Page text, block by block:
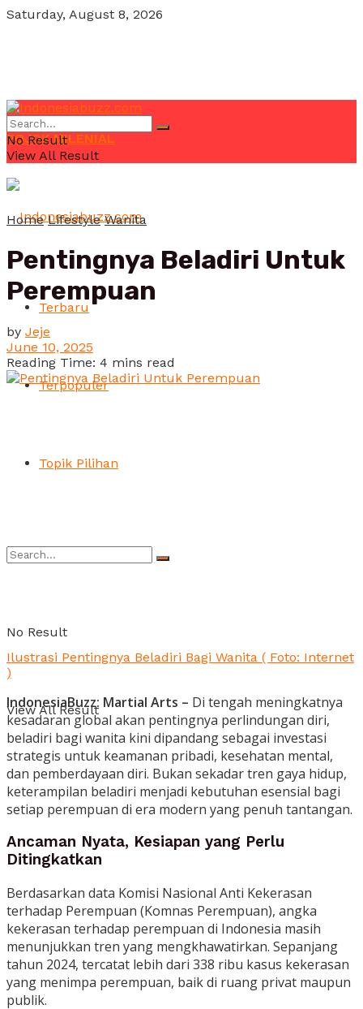
Saturday, August 8, 2026
POJOK MILENIAL
Terbaru
Terpopuler
Topik Pilihan
No Result
View All Result
No Result
View All Result
Home Lifestyle Wanita
Pentingnya Beladiri Untuk
Perempuan
by Jeje
June 10, 2025
Reading Time: 4 mins read
Ilustrasi Pentingnya Beladiri Bagi Wanita ( Foto: Internet
)
IndonesiaBuzz: Martial Arts – Di tengah meningkatnya
kesadaran global akan pentingnya perlindungan diri,
beladiri bagi wanita kini dipandang sebagai investasi
strategis untuk keamanan pribadi, kesehatan mental,
dan pemberdayaan diri. Bukan sekadar tren gaya hidup,
keterampilan beladiri menjadi kebutuhan esensial bagi
setiap perempuan di era modern yang penuh tantangan.
Ancaman Nyata, Kesiapan yang Perlu
Ditingkatkan
Berdasarkan data Komisi Nasional Anti Kekerasan
terhadap Perempuan (Komnas Perempuan), angka
kekerasan terhadap perempuan di Indonesia masih
menunjukkan tren yang mengkhawatirkan. Sepanjang
tahun 2024, tercatat lebih dari 338 ribu kasus kekerasan
yang menimpa perempuan, baik di ruang privat maupun
publik.